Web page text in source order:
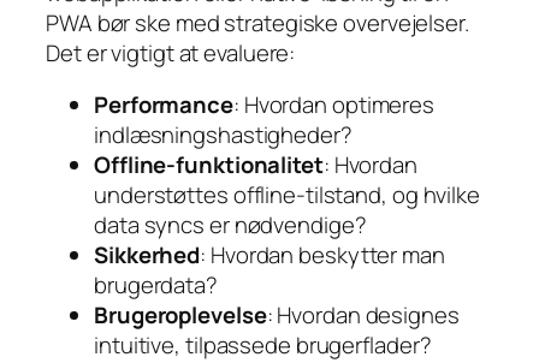
PWA bør ske med strategiske overvejelser.
Det er vigtigt at evaluere:
Performance: Hvordan optimeres
indlæsningshastigheder?
Offline-funktionalitet: Hvordan
understøttes offline-tilstand, og hvilke
data syncs er nødvendige?
Sikkerhed: Hvordan beskytter man
brugerdata?
Brugeroplevelse: Hvordan designes
intuitive, tilpassede brugerflader?